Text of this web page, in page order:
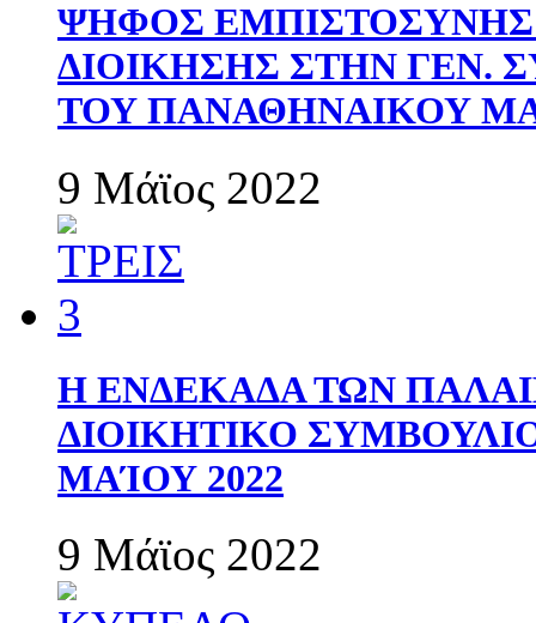
ΨΗΦΟΣ
ΔΙΟΙΚΗΣΗΣ ΣΤΗΝ ΓΕΝ.
ΤΟΥ ΠΑΝΑΘΗΝΑΙΚΟΥ
9 Μάϊος 2022
Η ΕΝΔΕΚΑΔΑ ΤΩΝ
ΔΙΟΙΚΗΤΙΚΟ
ΜΑΊΟΥ 2022
9 Μάϊος 2022